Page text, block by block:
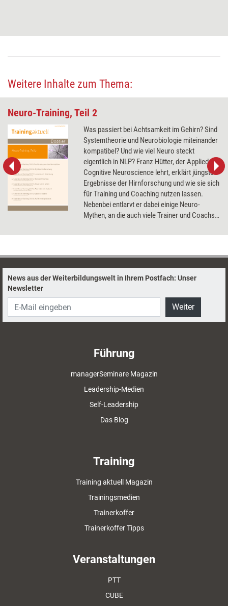
Weitere Inhalte zum Thema:
Neuro-Training, Teil 2
Was passiert bei Achtsamkeit im Gehirn? Sind
Systemtheorie und Neurobiologie miteinander
kompatibel? Und wie viel Neuro steckt
eigentlich in NLP? Franz Hütter, der Applied
Cognitive Neuroscience lehrt, erklärt jüngste
Ergebnisse der Hirnforschung und wie sie sich
für Training und Coaching nutzen lassen.
Nebenbei entlarvt er dabei einige Neuro-
Mythen, an die auch viele Trainer und Coachs
News aus der Weiterbildungswelt in Ihrem Postfach: Unser
Newsletter
Weiter
Führung
managerSeminare Magazin
Leadership-Medien
Self-Leadership
Das Blog
Training
Training aktuell Magazin
Trainingsmedien
Trainerkoffer
Trainerkoffer Tipps
Veranstaltungen
PTT
CUBE